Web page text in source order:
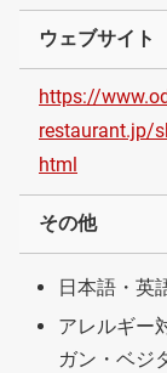
ウェブサイト
https://
restaurant.jp/
html
その他
日本語・英
アレルギー
ガン・ベジ